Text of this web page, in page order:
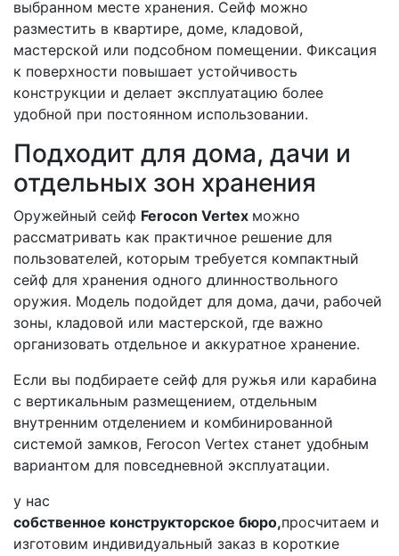
выбранном месте хранения. Сейф можно
разместить в квартире, доме, кладовой,
мастерской или подсобном помещении. Фиксация
к поверхности повышает устойчивость
конструкции и делает эксплуатацию более
удобной при постоянном использовании.
Подходит для дома, дачи и
отдельных зон хранения
Оружейный сейф Ferocon Vertex можно
рассматривать как практичное решение для
пользователей, которым требуется компактный
сейф для хранения одного длинноствольного
оружия. Модель подойдет для дома, дачи, рабочей
зоны, кладовой или мастерской, где важно
организовать отдельное и аккуратное хранение.
Если вы подбираете сейф для ружья или карабина
с вертикальным размещением, отдельным
внутренним отделением и комбинированной
системой замков, Ferocon Vertex станет удобным
вариантом для повседневной эксплуатации.
у нас
собственное конструкторское бюро,просчитаем и
изготовим индивидуальный заказ в короткие